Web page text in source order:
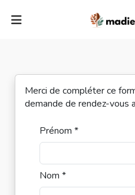
Merci de compléter ce
demande de rendez-vous
Prénom *
Nom *